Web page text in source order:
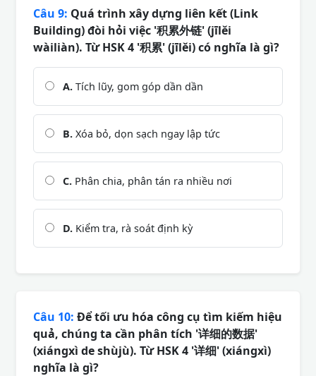
Câu 9: Quá trình xây dựng liên kết (Link
Building) đòi hỏi việc '积累外链' (jīlěi
wàiliàn). Từ HSK 4 '积累' (jīlěi) có nghĩa là gì?
A. Tích lũy, gom góp dần dần
B. Xóa bỏ, dọn sạch ngay lập tức
C. Phân chia, phân tán ra nhiều nơi
D. Kiểm tra, rà soát định kỳ
Câu 10: Để tối ưu hóa công cụ tìm kiếm hiệu
quả, chúng ta cần phân tích '详细的数据'
(xiángxì de shùjù). Từ HSK 4 '详细' (xiángxì)
nghĩa là gì?